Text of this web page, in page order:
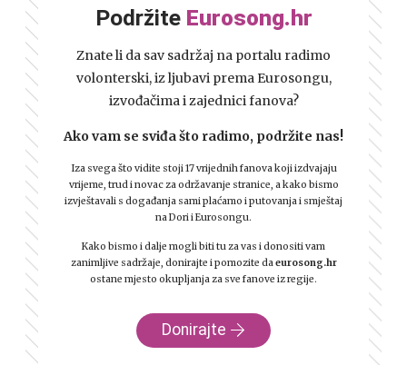
Podržite Eurosong.hr
Znate li da sav sadržaj na portalu radimo
volonterski, iz ljubavi prema Eurosongu,
izvođačima i zajednici fanova?
Ako vam se sviđa što radimo, podržite nas!
Iza svega što vidite stoji 17 vrijednih fanova koji izdvajaju
vrijeme, trud i novac za održavanje stranice, a kako bismo
izvještavali s događanja sami plaćamo i putovanja i smještaj
na Dori i Eurosongu.
Kako bismo i dalje mogli biti tu za vas i donositi vam
zanimljive sadržaje, donirajte i pomozite da eurosong.hr
ostane mjesto okupljanja za sve fanove iz regije.
Donirajte